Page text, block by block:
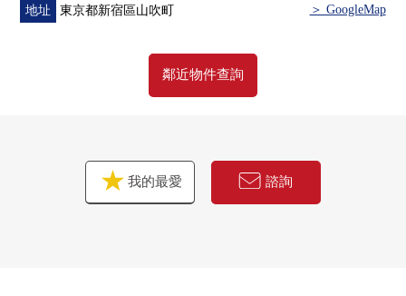
地址 東京都新宿區山吹町 ＞ GoogleMap
鄰近物件查詢
我的最愛 諮詢